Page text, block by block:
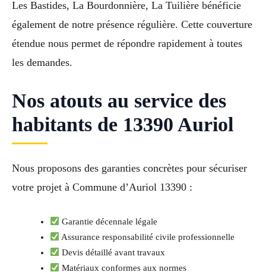
Les Bastides, La Bourdonnière, La Tuilière bénéficie
également de notre présence régulière. Cette couverture
étendue nous permet de répondre rapidement à toutes
les demandes.
Nos atouts au service des
habitants de 13390 Auriol
Nous proposons des garanties concrètes pour sécuriser
votre projet à Commune d’Auriol 13390 :
Garantie décennale légale
Assurance responsabilité civile professionnelle
Devis détaillé avant travaux
Matériaux conformes aux normes